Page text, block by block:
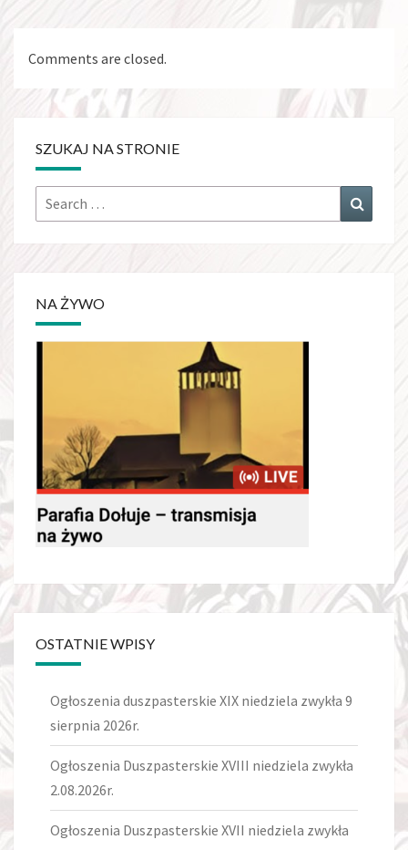
Comments are closed.
SZUKAJ NA STRONIE
Search
for:
NA ŻYWO
OSTATNIE WPISY
Ogłoszenia duszpasterskie XIX niedziela zwykła 9
sierpnia 2026r.
Ogłoszenia Duszpasterskie XVIII niedziela zwykła
2.08.2026r.
Ogłoszenia Duszpasterskie XVII niedziela zwykła